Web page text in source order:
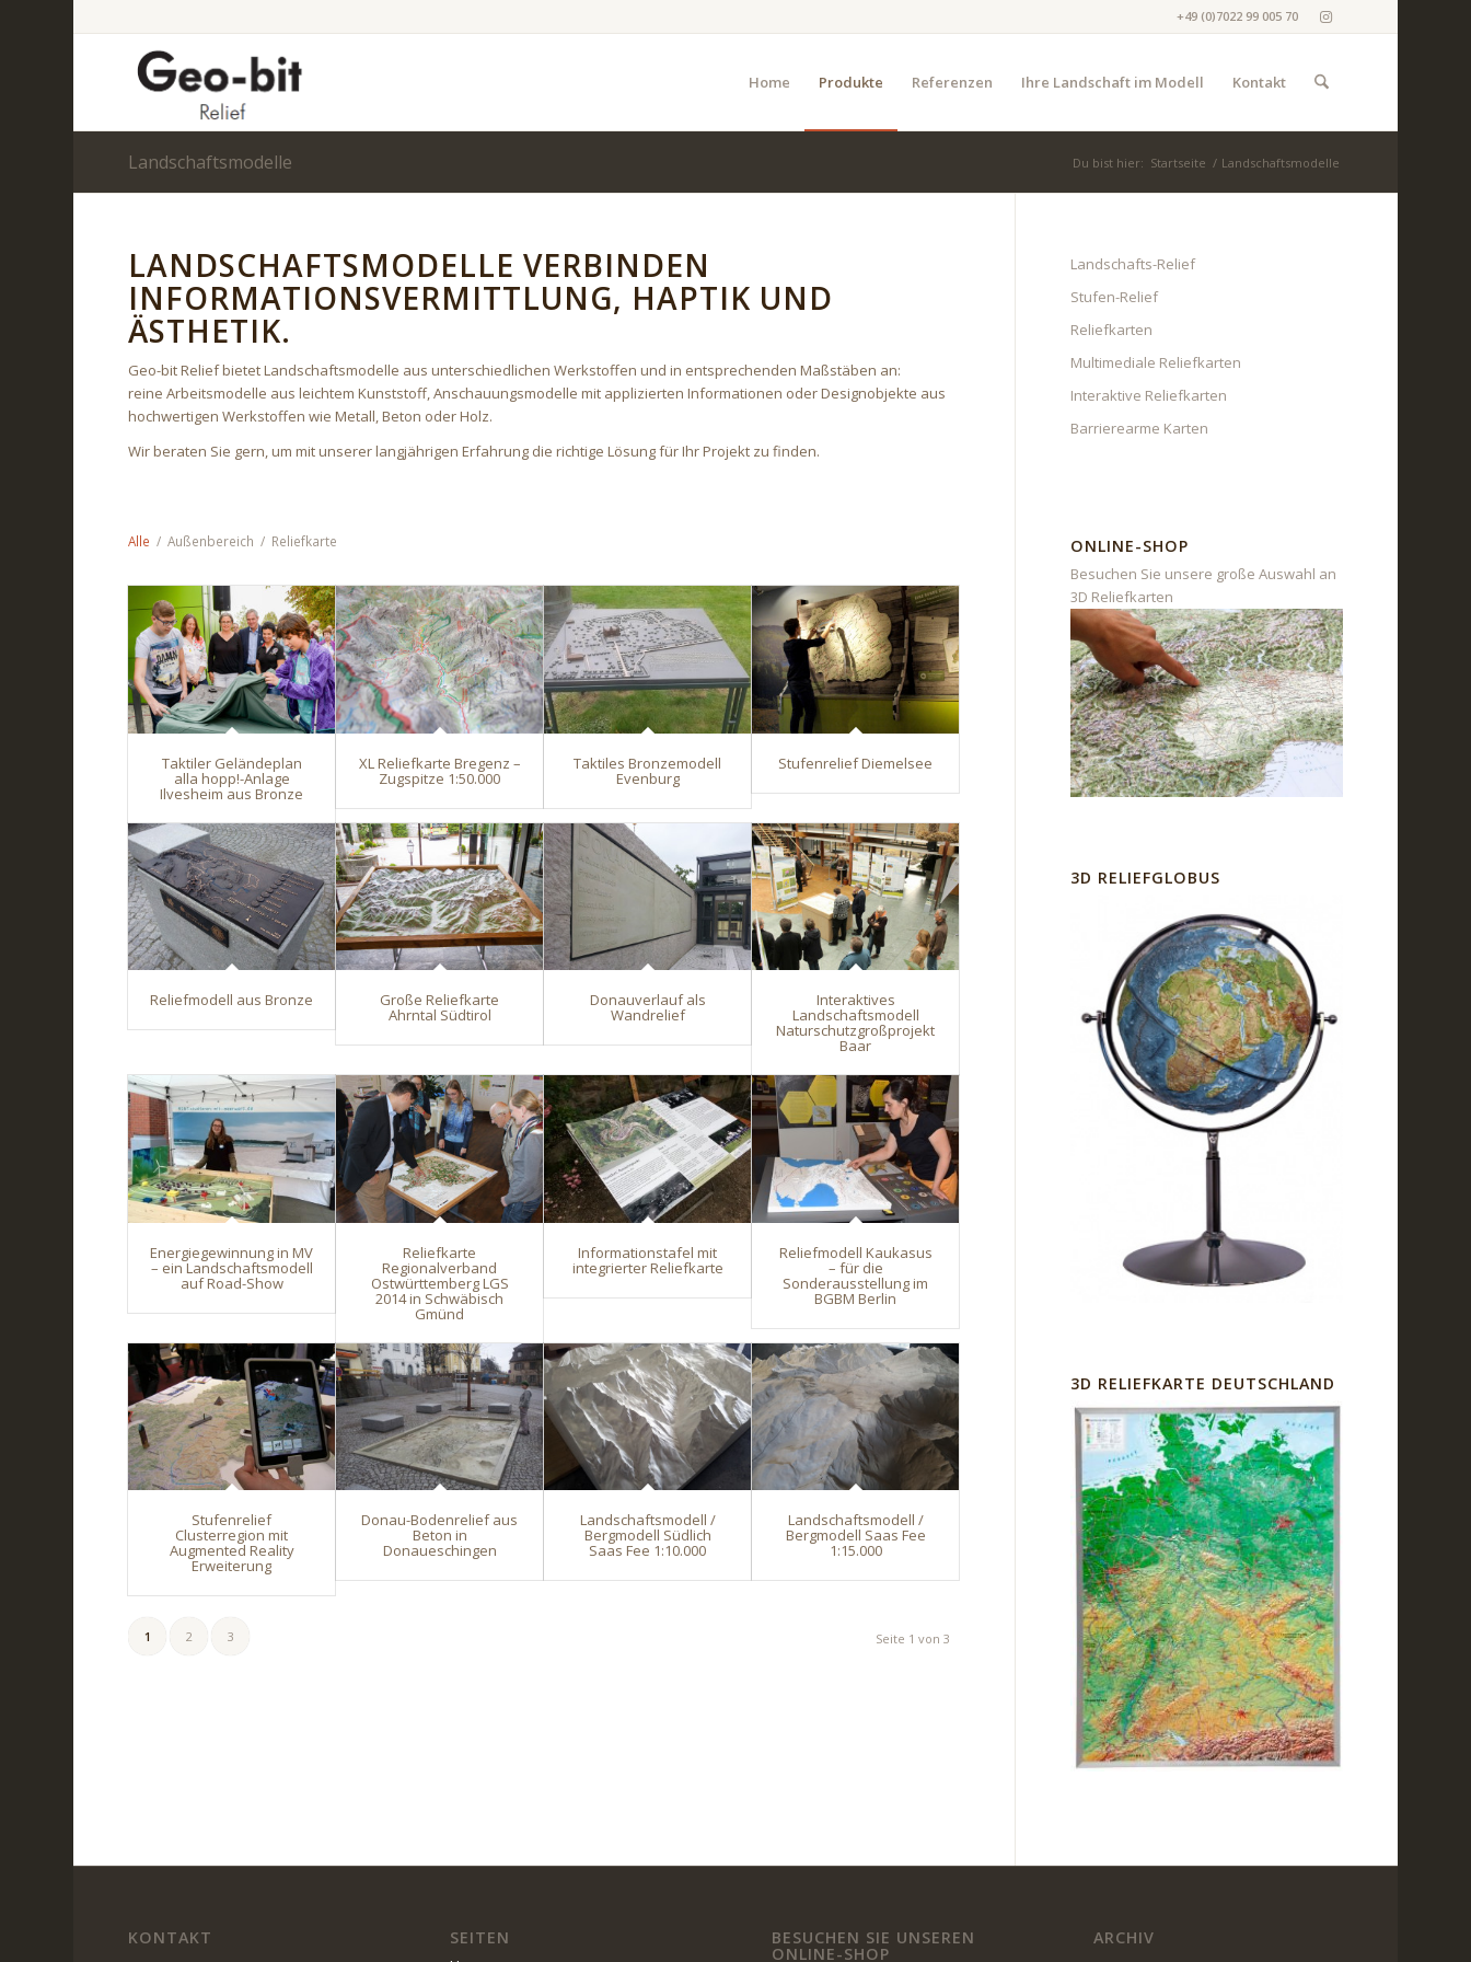
+49 (0)7022 99 005 70
Home Produkte Referenzen Ihre Landschaft im Modell Kontakt
Landschaftsmodelle Du bist hier: Startseite / Landschaftsmodelle
LANDSCHAFTSMODELLE VERBINDEN
INFORMATIONSVERMITTLUNG, HAPTIK UND
ÄSTHETIK.
Geo-bit Relief bietet Landschaftsmodelle aus unterschiedlichen Werkstoffen und in entsprechenden Maßstäben an:
reine Arbeitsmodelle aus leichtem Kunststoff, Anschauungsmodelle mit applizierten Informationen oder Designobjekte aus
hochwertigen Werkstoffen wie Metall, Beton oder Holz.
Wir beraten Sie gern, um mit unserer langjährigen Erfahrung die richtige Lösung für Ihr Projekt zu finden.
Alle / Außenbereich / Reliefkarte
Taktiler Geländeplan
alla hopp!-Anlage
Ilvesheim aus Bronze
XL Reliefkarte Bregenz –
Zugspitze 1:50.000
Taktiles Bronzemodell
Evenburg
Stufenrelief Diemelsee
Reliefmodell aus Bronze Große Reliefkarte
Ahrntal Südtirol
Donauverlauf als
Wandrelief
Interaktives
Landschaftsmodell
Naturschutzgroßprojekt
Baar
Energiegewinnung in MV
– ein Landschaftsmodell
auf Road-Show
Reliefkarte
Regionalverband
Ostwürttemberg LGS
2014 in Schwäbisch
Gmünd
Informationstafel mit
integrierter Reliefkarte
Reliefmodell Kaukasus
– für die
Sonderausstellung im
BGBM Berlin
Stufenrelief
Clusterregion mit
Augmented Reality
Erweiterung
Donau-Bodenrelief aus
Beton in
Donaueschingen
Landschaftsmodell /
Bergmodell Südlich
Saas Fee 1:10.000
Landschaftsmodell /
Bergmodell Saas Fee
1:15.000
Seite 1 von 3
1 2 3
Landschafts-Relief
Stufen-Relief
Reliefkarten
Multimediale Reliefkarten
Interaktive Reliefkarten
Barrierearme Karten
ONLINE-SHOP
Besuchen Sie unsere große Auswahl an
3D Reliefkarten
3D RELIEFGLOBUS
3D RELIEFKARTE DEUTSCHLAND
KONTAKT SEITEN BESUCHEN SIE UNSEREN
ONLINE-SHOP
ARCHIV